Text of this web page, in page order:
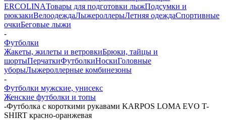
ERCOLINAТовары для подготовки лыжПодсумки и
рюкзакиВелоодеждаЛыжероллерыЛетняя одеждаСпортивные
очкиБеговые лыжи
-
Футболки
Жакеты, жилеты и ветровкиБрюки, тайцы и
шортыПерчаткиФутболкиНоскиГоловные
уборыЛыжероллерные комбинезоны
-
Футболки мужские, унисекс
Женские футболки и топы
-Футболка с короткими рукавами KARPOS LOMA EVO T-
SHIRT красно-оранжевая